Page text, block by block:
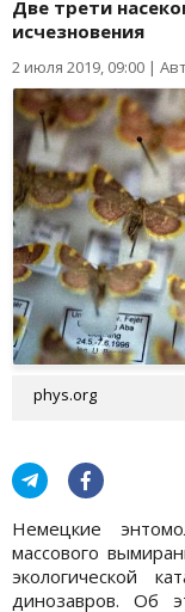
Две трети
исчезновения
2 июля 2019, 09:00 |
phys.org
Немецкие
массового
экологической
динозавров. Об